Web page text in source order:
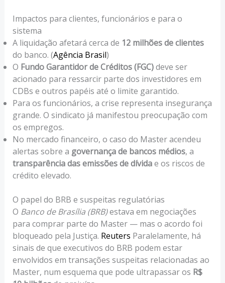
Impactos para clientes, funcionários e para o
sistema
A liquidação afetará cerca de 12 milhões de clientes
do banco. (Agência Brasil)
O Fundo Garantidor de Créditos (FGC)deve ser
acionado para ressarcir parte dos investidores em
CDBs e outros papéis até o limite garantido.
Para os funcionários, a crise representa insegurança
grande. O sindicato já manifestou preocupação com
os empregos.
No mercado financeiro, o caso do Master acendeu
alertas sobre a governança de bancos médios, a
transparência das emissões de dívidae os riscos de
crédito elevado.
O papel do BRB e suspeitas regulatórias
O Banco de Brasília (BRB)estava em negociações
para comprar parte do Master — mas o acordo foi
bloqueado pela Justiça. Reuters Paralelamente, há
sinais de que executivos do BRB podem estar
envolvidos em transações suspeitas relacionadas ao
Master, num esquema que pode ultrapassar os R$